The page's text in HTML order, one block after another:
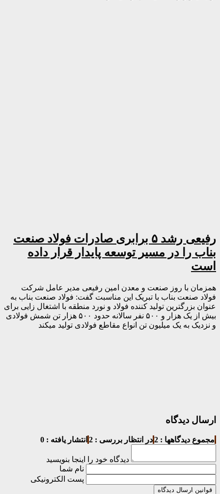
رفیعی رشد ۵ برابری صادرات فولاد صنعت
بناب را در مسیر توسعه پایدار قرار داده
است
همزمان با روز صنعت و معدن امین رفیعی مدیر عامل شرکت
فولاد صنعت بناب با تبریک این مناسبت گفت: فولاد صنعت بناب به
عنوان بزرگترین تولید کننده فولاد و نورد منطقه با اشتغال زایی برای
بیش از یک هزار و ۵۰۰ نفر سالانه حدود ۵۰۰ هزار تن شمش فولادی
و نزدیک به یک میلیون تن انواع مقاطع فولادی تولید میکند
ارسال دیدگاه
مجموع دیدگاهها : 2 در انتظار بررسی : 2 انتشار یافته : 0
دیدگاه خود را اینجا بنویسید
نام شما
پست الکترونیکی
قوانین ارسال دیدگاه